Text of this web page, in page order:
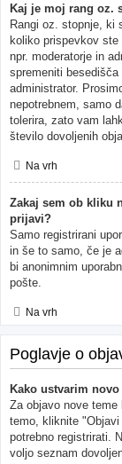
Kaj je moj rang oz.
Rangi oz. stopnje, ki
koliko prispevkov
npr. moderatorje in
spremeniti
administrator.
nepotrebnem, samo
tolerira, zato vam
število dovoljenih
Na vrh
Zakaj sem ob kliku
prijavi?
Samo registrirani
in še to samo, če je
bi anonimnim
pošte.
Na vrh
Poglavje o
Kako ustvarim
Za objavo nove
temo, kliknite
potrebno registrirati.
voljo seznam